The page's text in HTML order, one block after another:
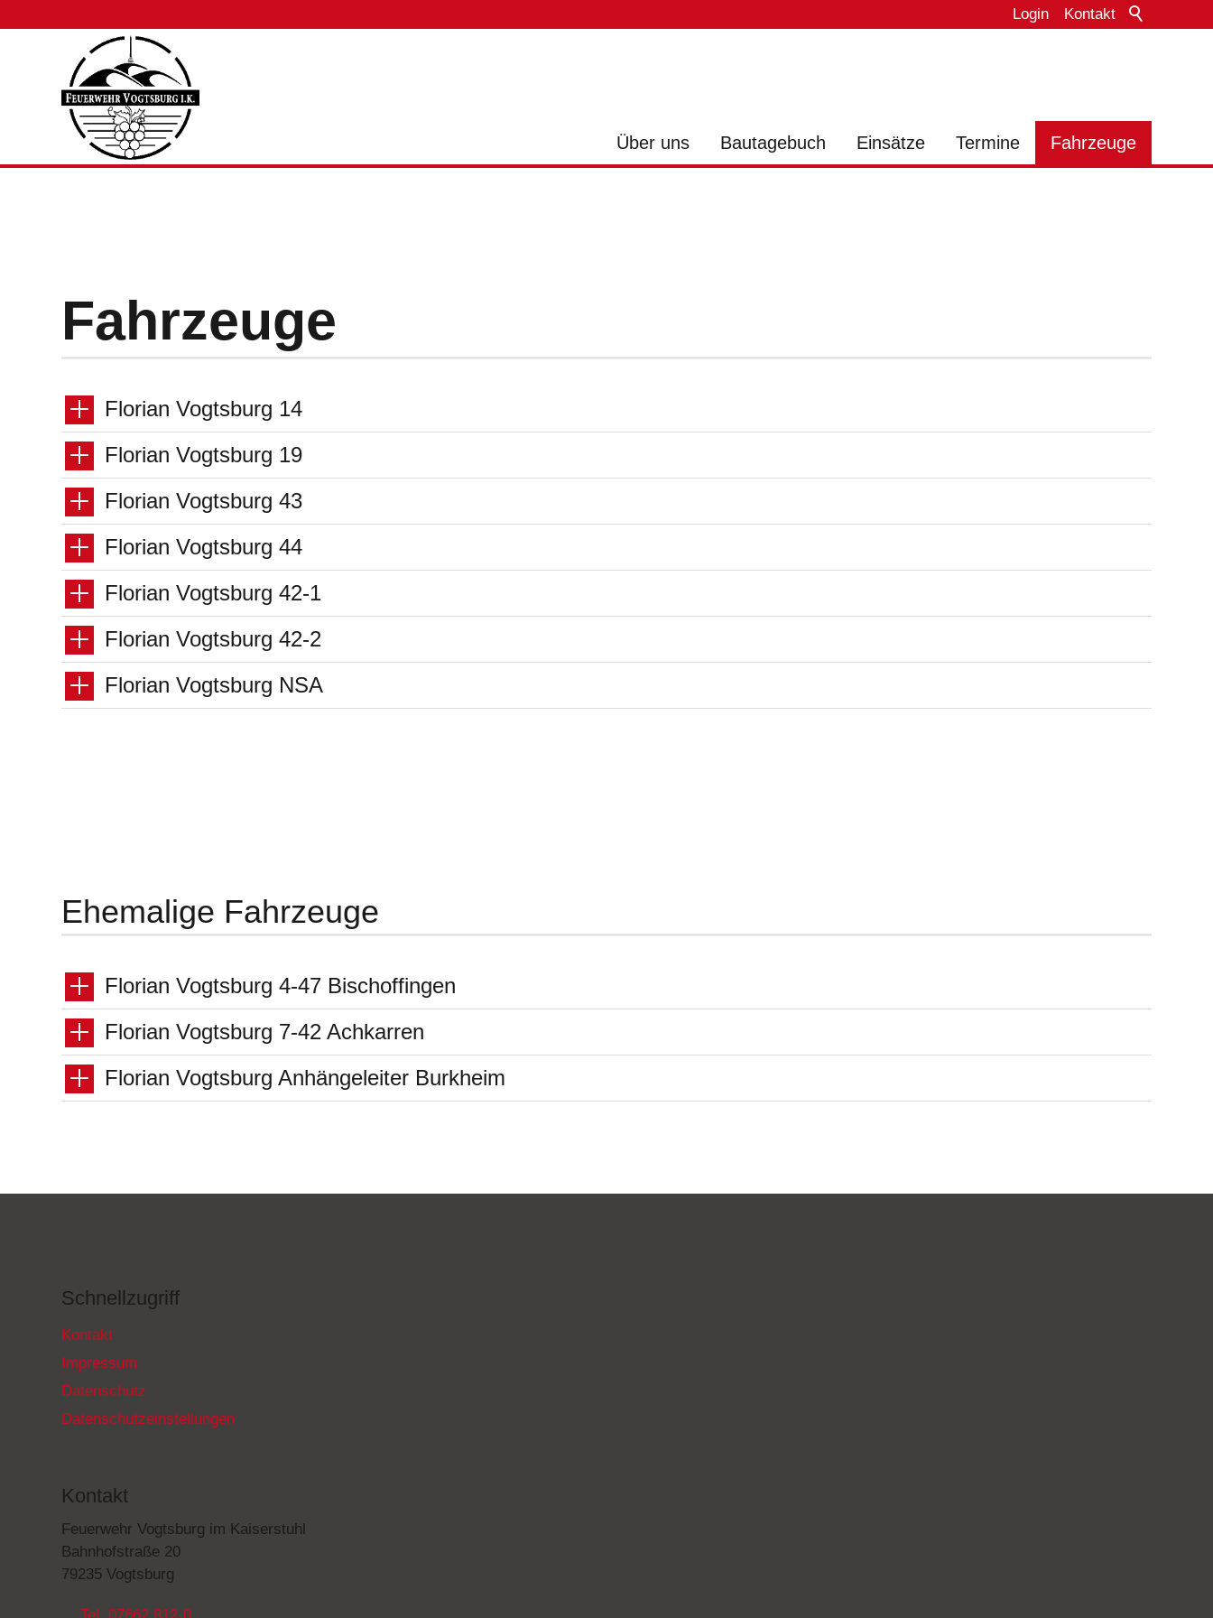
Kontakt
Login
Über uns Bautagebuch Einsätze Termine Fahrzeuge
Fahrzeuge
Florian Vogtsburg 14
Florian Vogtsburg 19
Florian Vogtsburg 43
Florian Vogtsburg 44
Florian Vogtsburg 42-1
Florian Vogtsburg 42-2
Florian Vogtsburg NSA
Ehemalige Fahrzeuge
Florian Vogtsburg 4-47 Bischoffingen
Florian Vogtsburg 7-42 Achkarren
Florian Vogtsburg Anhängeleiter Burkheim
Schnellzugriff
Kontakt
Impressum
Datenschutz
Datenschutzeinstellungen
Kontakt
Feuerwehr Vogtsburg im Kaiserstuhl
Bahnhofstraße 20
79235 Vogtsburg